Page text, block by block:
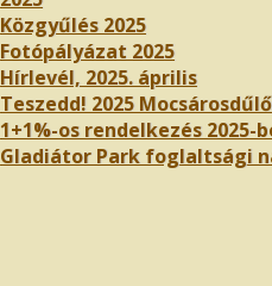
Közgyűlés 2025
Fotópályázat 2025
Hírlevél, 2025. április
Teszedd! 2025 Mocsárosdűlő
1+1%-os rendelkezés 2025-
Gladiátor Park foglaltsági